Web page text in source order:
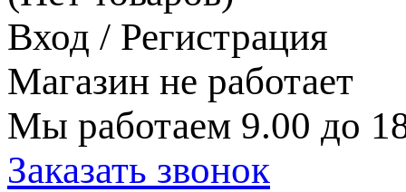
Вход / Регистрация
Магазин не работает
Мы работаем 9.00 до
Заказать звонок